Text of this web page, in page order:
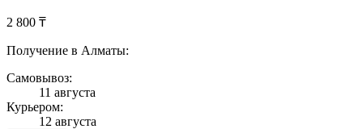
2 800 ₸
Получение в Алматы:
Самовывоз:
11 августа
Курьером:
12 августа